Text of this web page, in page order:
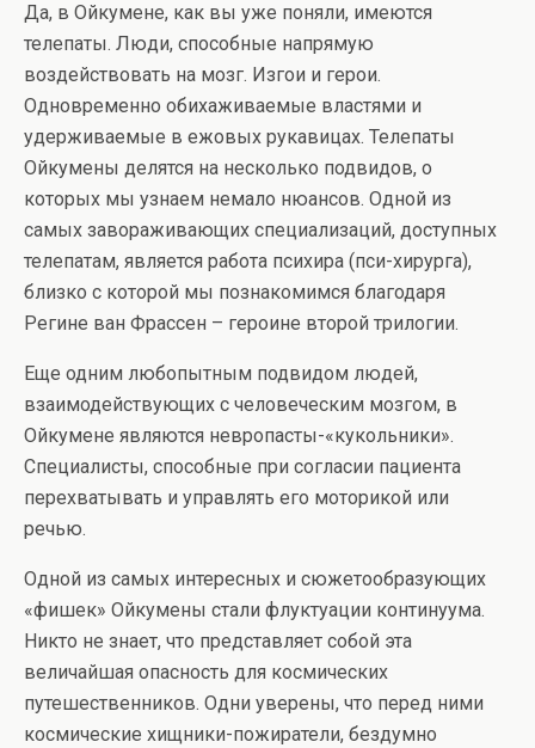
Да, в Ойкумене, как вы уже поняли, имеются
телепаты. Люди, способные напрямую
воздействовать на мозг. Изгои и герои.
Одновременно обихаживаемые властями и
удерживаемые в ежовых рукавицах. Телепаты
Ойкумены делятся на несколько подвидов, о
которых мы узнаем немало нюансов. Одной из
самых завораживающих специализаций, доступных
телепатам, является работа психира (пси-хирурга),
близко с которой мы познакомимся благодаря
Регине ван Фрассен – героине второй трилогии.
Еще одним любопытным подвидом людей,
взаимодействующих с человеческим мозгом, в
Ойкумене являются невропасты-«кукольники».
Специалисты, способные при согласии пациента
перехватывать и управлять его моторикой или
речью.
Одной из самых интересных и сюжетообразующих
«фишек» Ойкумены стали флуктуации континуума.
Никто не знает, что представляет собой эта
величайшая опасность для космических
путешественников. Одни уверены, что перед ними
космические хищники-пожиратели, бездумно